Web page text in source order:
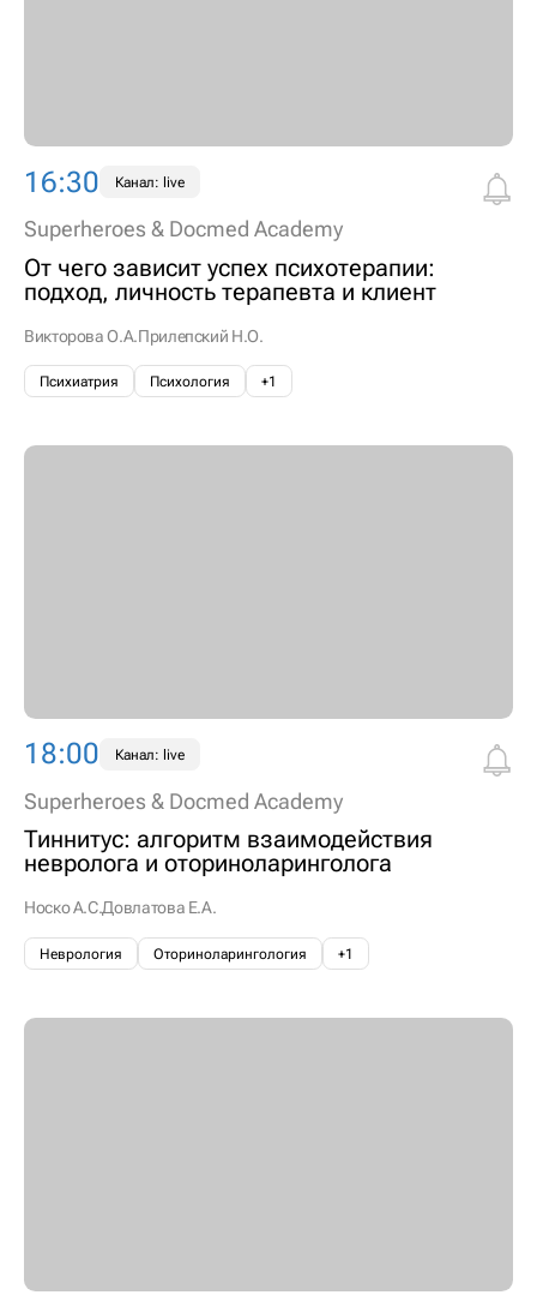
16:30 Канал: live
Superheroes & Docmed Academy
От чего зависит успех психотерапии:
подход, личность терапевта и клиент
Викторова О.А.Прилепский Н.О.
Психиатрия Психология +1
18:00 Канал: live
Superheroes & Docmed Academy
Тиннитус: алгоритм взаимодействия
невролога и оториноларинголога
Носко А.С.Довлатова Е.А.
Неврология Оториноларингология +1